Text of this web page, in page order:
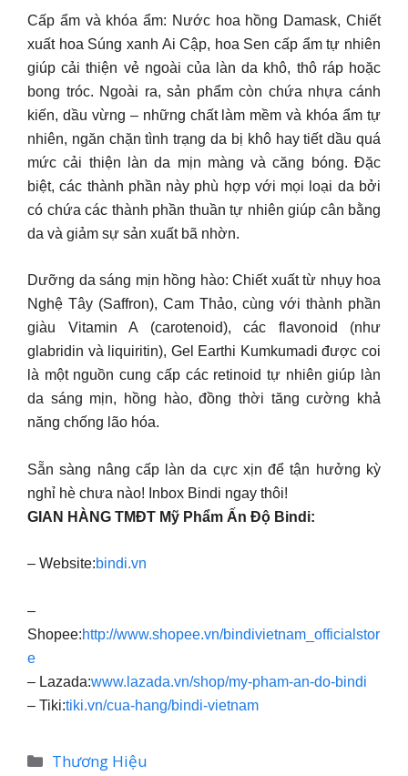
Cấp ẩm và khóa ẩm: Nước hoa hồng Damask, Chiết
xuất hoa Súng xanh Ai Cập, hoa Sen cấp ẩm tự nhiên
giúp cải thiện vẻ ngoài của làn da khô, thô ráp hoặc
bong tróc. Ngoài ra, sản phẩm còn chứa nhựa cánh
kiến, dầu vừng – những chất làm mềm và khóa ẩm tự
nhiên, ngăn chặn tình trạng da bị khô hay tiết dầu quá
mức cải thiện làn da mịn màng và căng bóng. Đặc
biệt, các thành phần này phù hợp với mọi loại da bởi
có chứa các thành phần thuần tự nhiên giúp cân bằng
da và giảm sự sản xuất bã nhờn.
Dưỡng da sáng mịn hồng hào: Chiết xuất từ nhụy hoa
Nghệ Tây (Saffron), Cam Thảo, cùng với thành phần
giàu Vitamin A (carotenoid), các flavonoid (như
glabridin và liquiritin), Gel Earthi Kumkumadi được coi
là một nguồn cung cấp các retinoid tự nhiên giúp làn
da sáng mịn, hồng hào, đồng thời tăng cường khả
năng chống lão hóa.
Sẵn sàng nâng cấp làn da cực xịn để tận hưởng kỳ
nghỉ hè chưa nào! Inbox Bindi ngay thôi!
GIAN HÀNG TMĐT Mỹ Phẩm Ấn Độ Bindi:
– Website:bindi.vn
–
Shopee:http://www.shopee.vn/bindivietnam_officialstor
e
– Lazada:www.lazada.vn/shop/my-pham-an-do-bindi
– Tiki:tiki.vn/cua-hang/bindi-vietnam
Danh
Thương Hiệu